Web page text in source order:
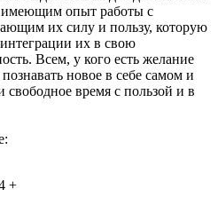
имеющим опыт работы с
их силу и пользу, которую
их в свою
Всем, у кого есть желание
новое в себе самом и
время с пользой и в
+